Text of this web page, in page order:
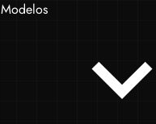
Modelos